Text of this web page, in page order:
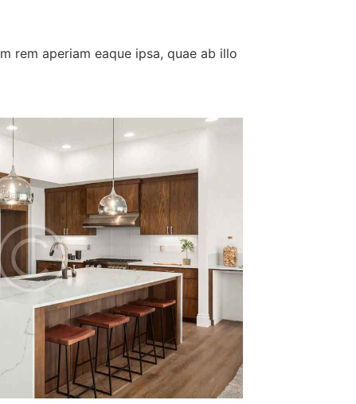
rem aperiam eaque ipsa, quae ab illo